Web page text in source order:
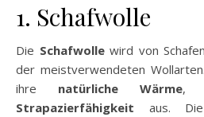
1. Schafwolle
Die Schafwollewird von
der meistverwendeten
ihre natürliche Wärme,
Strapazierfähigkeit aus.